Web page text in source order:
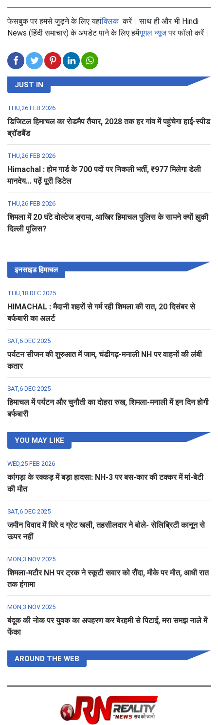
फेसबुक पर हमसे जुड़ने के लिए यहांक्लिककरें। साथ ही और भी Hindi
News (हिंदी समाचार) के अपडेट पाने के लिए हमेंगूगल न्यूजपर फॉलो करें।
JUST IN
THU,26 FEB 2026
डिजिटल हिमाचल का रोडमैप तैयार, 2028 तक हर गांव में पहुंचेगा हाई-स्पीड
ब्रॉडबैंड
THU,26 FEB 2026
Himachal : होम गार्ड के 700 पदों पर निकली भर्ती, ₹977 मिलेगा डेली
मानदेय... पढ़ें पूरी डिटेल
THU,26 FEB 2026
शिमला में 20 घंटे वोल्टेज ड्रामा, आखिर हिमाचल पुलिस के सामने क्यों झुकी
दिल्ली पुलिस?
इनसाइड हिमाचल
THU,18 DEC 2025
HIMACHAL : मैदानी शहरों से गर्म रही शिमला की रात, 20 दिसंबर से
बर्फबारी का अलर्ट
SAT,6 DEC 2025
पर्यटन सीजन की शुरुआत में जाम, चंडीगढ़-मनाली NH पर वाहनों की लंबी
कतार
SAT,6 DEC 2025
हिमाचल में पर्यटन और चुनौती का दोहरा रुख, शिमला-मनाली में इन दिन होगी
बर्फबारी
YOU MAY LIKE
WED,25 FEB 2026
कांगड़ा के रक्कड़ में बड़ा हादसा: NH-3 पर बस-कार की टक्कर में मां-बेटी
की मौत
SAT,6 DEC 2025
जमीन विवाद में घिरे द ग्रेट खली, तहसीलदार ने बोले- सेलिब्रिटी कानून से
ऊपर नहीं
MON,3 NOV 2025
शिमला-मटौर NH पर ट्रक ने स्कूटी सवार को रौंदा, मौके पर मौत, आधी रात
तक हंगामा
MON,3 NOV 2025
बंदूक की नोक पर युवक का अपहरण कर बेरहमी से पिटाई, मरा समझ नाले में
फेंका
AROUND THE WEB